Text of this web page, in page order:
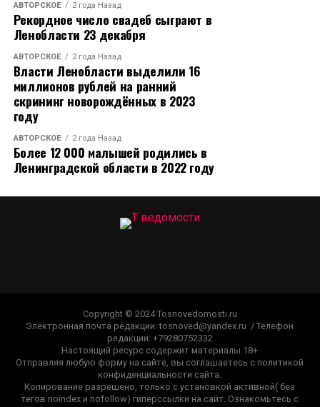
АВТОРСКОЕ 2 года Назад
Рекордное число свадеб сыграют в
Ленобласти 23 декабря
АВТОРСКОЕ 2 года Назад
Власти Ленобласти выделили 16
миллионов рублей на ранний
скрининг новорождённых в 2023
году
АВТОРСКОЕ 2 года Назад
Более 12 000 малышей родились в
Ленинградской области в 2022 году
Copyright © 2024 Tosnovedomosti.ru
Электронная почта редакции: tosnoved@yandex.ru / Телефон
редакции: +79280752332
Настоящий ресурс содержит материалы 18+
Отправляя любую форму на сайте, вы соглашаетесь с политикой
конфиденциальности сайта.
Копирование разрешено, только с установкой активной( без
тегов noindex и nofollow) гиперссылки на сайт. Ознакомьтесь с